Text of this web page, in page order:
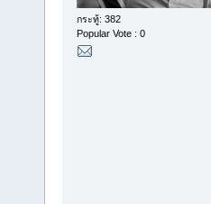
กระทู้: 382
Popular Vote : 0